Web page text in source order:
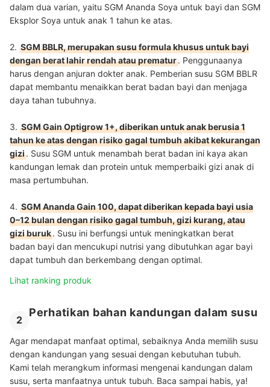
dalam dua varian, yaitu SGM Ananda Soya untuk bayi dan SGM
Eksplor Soya untuk anak 1 tahun ke atas.
2. SGM BBLR, merupakan susu formula khusus untuk bayi
dengan berat lahir rendah atau prematur. Penggunaanya
harus dengan anjuran dokter anak. Pemberian susu SGM BBLR
dapat membantu menaikkan berat badan bayi dan menjaga
daya tahan tubuhnya.
3. SGM Gain Optigrow 1+, diberikan untuk anak berusia 1
tahun ke atas dengan risiko gagal tumbuh akibat kekurangan
gizi. Susu SGM untuk menambah berat badan ini kaya akan
kandungan lemak dan protein untuk memperbaiki gizi anak di
masa pertumbuhan.
4. SGM Ananda Gain 100, dapat diberikan kepada bayi usia
0–12 bulan dengan risiko gagal tumbuh, gizi kurang, atau
gizi buruk. Susu ini berfungsi untuk meningkatkan berat
badan bayi dan mencukupi nutrisi yang dibutuhkan agar bayi
dapat tumbuh dan berkembang dengan optimal.
Lihat ranking produk
2
Perhatikan bahan kandungan dalam susu
Agar mendapat manfaat optimal, sebaiknya Anda memilih susu
dengan kandungan yang sesuai dengan kebutuhan tubuh.
Kami telah merangkum informasi mengenai kandungan dalam
susu, serta manfaatnya untuk tubuh. Baca sampai habis, ya!